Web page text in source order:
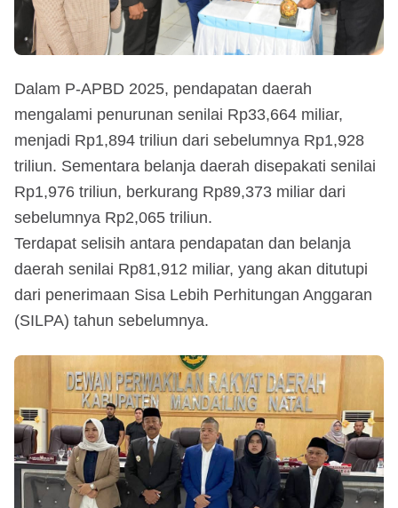
Dalam P-APBD 2025, pendapatan daerah
mengalami penurunan senilai Rp33,664 miliar,
menjadi Rp1,894 triliun dari sebelumnya Rp1,928
triliun. Sementara belanja daerah disepakati senilai
Rp1,976 triliun, berkurang Rp89,373 miliar dari
sebelumnya Rp2,065 triliun.
Terdapat selisih antara pendapatan dan belanja
daerah senilai Rp81,912 miliar, yang akan ditutupi
dari penerimaan Sisa Lebih Perhitungan Anggaran
(SILPA) tahun sebelumnya.